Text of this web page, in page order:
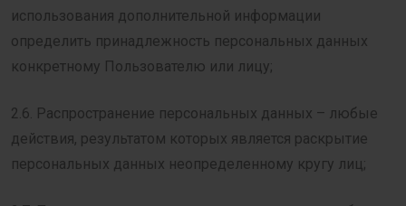
использования дополнительной информации
определить принадлежность персональных данных
конкретному Пользователю или лицу;
2.6. Распространение персональных данных – любые
действия, результатом которых является раскрытие
персональных данных неопределенному кругу лиц;